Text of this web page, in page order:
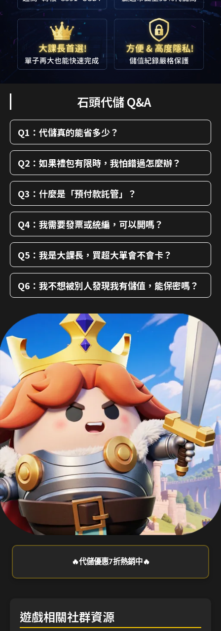
石頭代儲 Q&A
Q1：代儲真的能省多少？
Q2：如果禮包有限時，我怕錯過怎麼辦？
Q3：什麼是「預付款託管」？
Q4：我需要發票或統編，可以開嗎？
Q5：我是大課長，買超大單會不會卡？
Q6：我不想被別人發現我有儲值，能保密嗎？
🔥代儲優惠7折熱銷中🔥
遊戲相關社群資源